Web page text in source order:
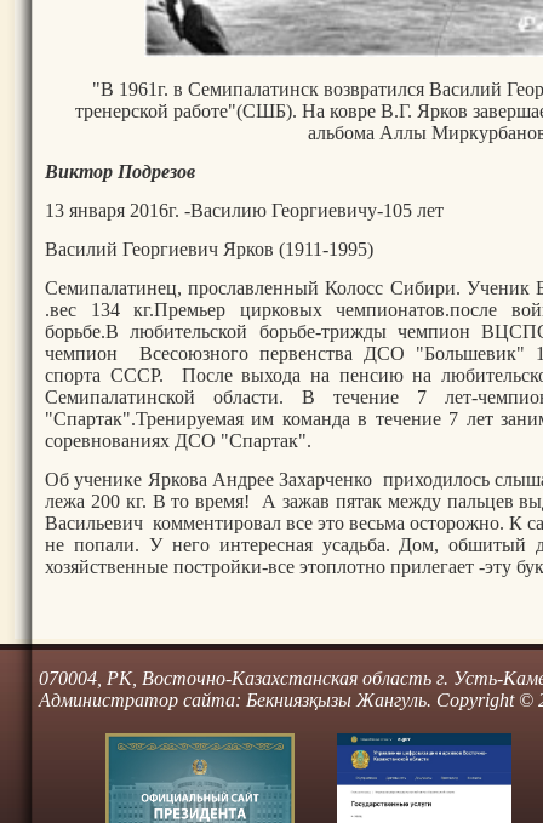
"В 1961г. в Семипалатинск возвратился Василий
тренерской работе"(СШБ). На ковре В.Г. Ярков
альбома Аллы
Виктор Подрезов
13 января 2016г. -Василию Георгиевичу-105 лет
Василий Георгиевич Ярков (1911-1995)
Семипалатинец, прославленный Колосс Сибири. Ученик
.вес 134 кг.Премьер цирковых чемпионатов.после
борьбе.В любительской борьбе-трижды чемпион
чемпион Всесоюзного первенства ДСО "Большевик"
спорта СССР. После выхода на пенсию на
Семипалатинской области. В течение 7 лет-
"Спартак".Тренируемая им команда в течение 7 лет
соревнованиях ДСО "Спартак".
Об ученике Яркова Андрее Захарченко приходилось
лежа 200 кг. В то время! А зажав пятак между пальцев
Васильевич комментировал все это весьма осторожно. К
не попали. У него интересная усадьба. Дом, обшитый
хозяйственные постройки-все этоплотно прилегает -эту
070004, РК, Восточно-Казахстанская область г. Усть-
Администратор сайта: Бекниязқызы Жангуль. Copyright ©